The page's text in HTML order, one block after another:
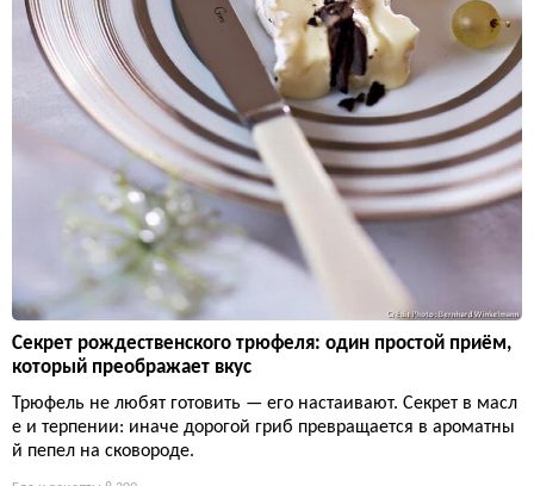
Секрет рождественского трюфеля: один простой приём,
который преображает вкус
Трюфель не любят готовить — его настаивают. Секрет в масл
е и терпении: иначе дорогой гриб превращается в ароматны
й пепел на сковороде.